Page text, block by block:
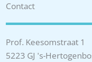
Contact
Prof. Keesomstraat 1
5223 GJ 's-